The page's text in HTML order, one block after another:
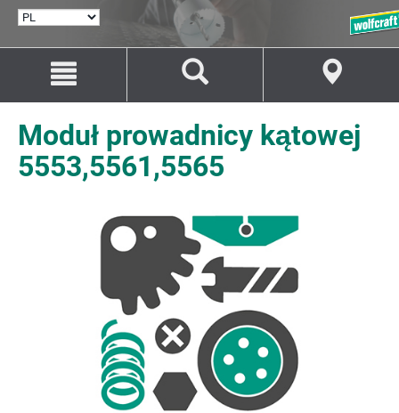
treści
Przejście
nawigacji
Moduł prowadnicy kątowej
5553,5561,5565